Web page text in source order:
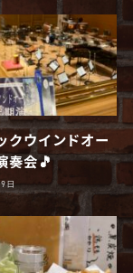
クウインドオー
奏会🎵
日